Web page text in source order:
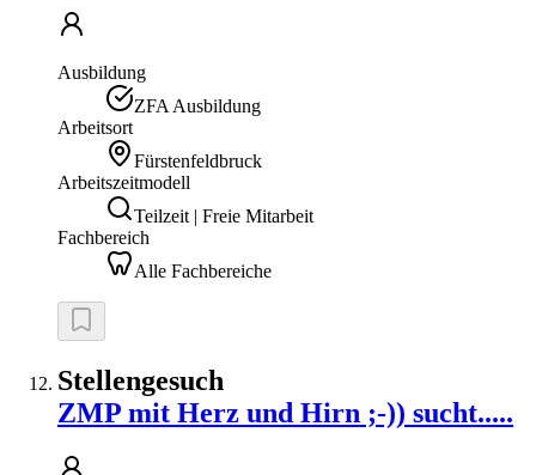
Ausbildung
ZFA Ausbildung
Arbeitsort
Fürstenfeldbruck
Arbeitszeitmodell
Teilzeit | Freie Mitarbeit
Fachbereich
Alle Fachbereiche
Stellengesuch
ZMP mit Herz und Hirn ;-)) sucht.....